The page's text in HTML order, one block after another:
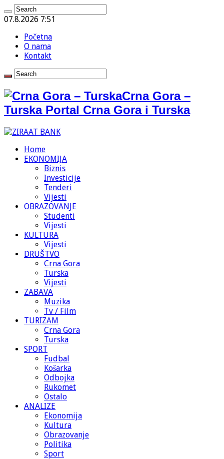
07.8.2026 7:51
Početna
O nama
Kontakt
Crna Gora –
Turska Portal Crna Gora i Turska
Home
EKONOMIJA
Biznis
Investicije
Tenderi
Vijesti
OBRAZOVANJE
Studenti
Vijesti
KULTURA
Vijesti
DRUŠTVO
Crna Gora
Turska
Vijesti
ZABAVA
Muzika
Tv / Film
TURIZAM
Crna Gora
Turska
SPORT
Fudbal
Košarka
Odbojka
Rukomet
Ostalo
ANALIZE
Ekonomija
Kultura
Obrazovanje
Politika
Sport